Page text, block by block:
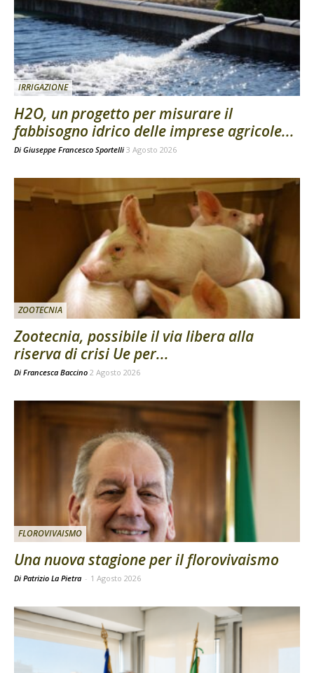
IRRIGAZIONE
H2O, un progetto per misurare il
fabbisogno idrico delle imprese agricole...
Di Giuseppe Francesco Sportelli 3 Agosto 2026
ZOOTECNIA
Zootecnia, possibile il via libera alla
riserva di crisi Ue per...
Di Francesca Baccino 2 Agosto 2026
FLOROVIVAISMO
Una nuova stagione per il florovivaismo
Di Patrizio La Pietra - 1 Agosto 2026